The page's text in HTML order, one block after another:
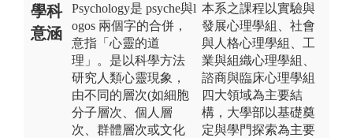
學科
意涵
Psychology是 psyche與l
ogos 兩個字的合併，
意指「心靈的道
理」。是以科學方法
研究人類心靈現象，
由不同的層次(如細胞
分子層次、個人層
次、群體層次或文化
本系之課程以實驗與
發展心理學組、社會
與人格心理學組、工
業與組織心理學組、
諮商與臨床心理學組
四大領域為主要結
構，大學部以基礎奠
定與學門探索為主要